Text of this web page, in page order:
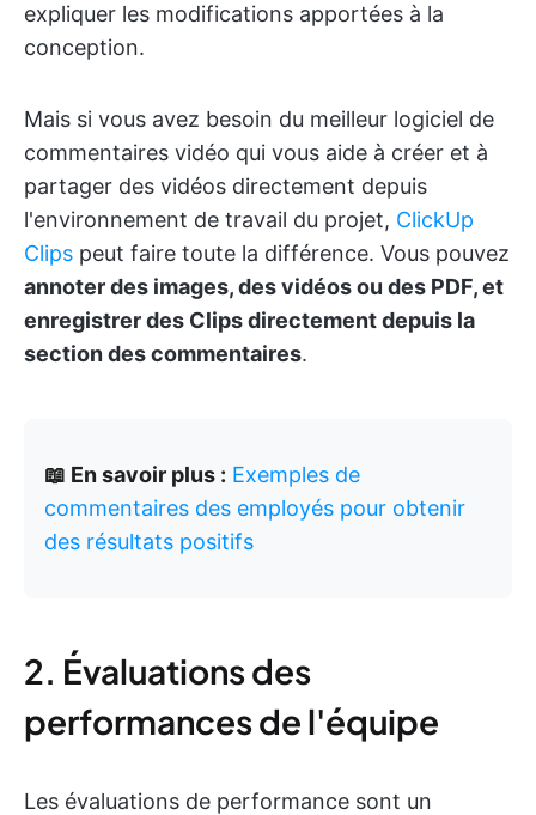
expliquer les modifications apportées à la
conception.
Mais si vous avez besoin du meilleur logiciel de
commentaires vidéo qui vous aide à créer et à
partager des vidéos directement depuis
l'environnement de travail du projet, ClickUp
Clips peut faire toute la différence. Vous pouvez
annoter des images, des vidéos ou des PDF, et
enregistrer des Clips directement depuis la
section des commentaires.
📖 En savoir plus : Exemples de
commentaires des employés pour obtenir
des résultats positifs
2. Évaluations des
performances de l'équipe
Les évaluations de performance sont un